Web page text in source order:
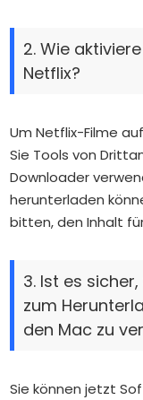
2. Wie
Netflix?
Um Netflix-Filme
Sie Tools von
Downloader
herunterladen
bitten, den Inhalt
3. Ist es
zum
den Mac zu
Sie können jetzt